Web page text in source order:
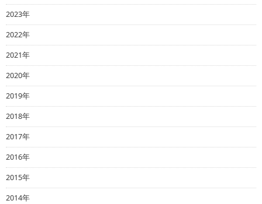
2023年
2022年
2021年
2020年
2019年
2018年
2017年
2016年
2015年
2014年